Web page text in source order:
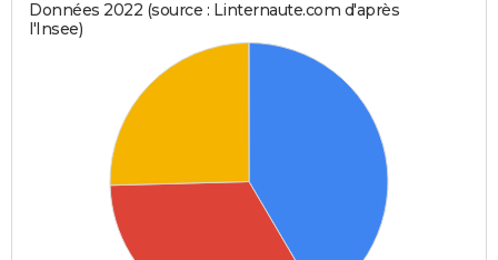
Données 2022 (source : Linternaute.com d'après
l'Insee)